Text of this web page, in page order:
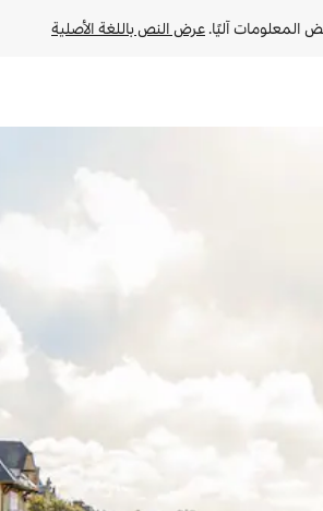
المعلومات آليًا. عرض النص باللغة الأصلية